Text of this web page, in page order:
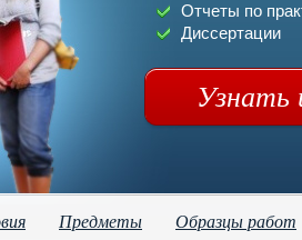
Отчеты по
Диссертации
Узнать
Предметы Образцы работ